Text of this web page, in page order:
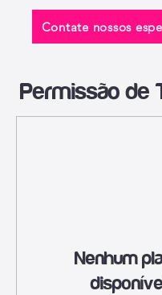
Contate nossos
Permissão de
Nenhum